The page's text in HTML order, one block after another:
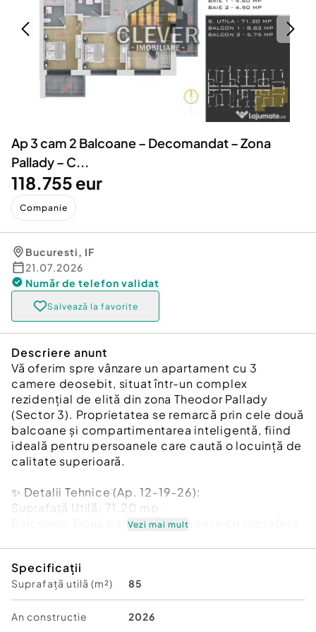
Servicii
Animale de companie
Afaceri și echipamente profesionale
Inchiriere Bunuri si Vehicule
Utilaje agricole si industriale
Piese auto si accesorii
Dacia Duster
Ap 3 cam 2 Balcoane – Decomandat – Zona
Pallady – C...
118.755 eur
Companie
Bucuresti, IF
21.07.2026
Număr de telefon validat
Salvează la favorite
Descriere anunt
Vă oferim spre vânzare un apartament cu 3
camere deosebit, situat într-un complex
rezidențial de elită din zona Theodor Pallady
(Sector 3). Proprietatea se remarcă prin cele două
balcoane și compartimentarea inteligentă, fiind
ideală pentru persoanele care caută o locuință de
calitate superioară.
✨ Detalii Tehnice (Ap. 12-19-26):
Suprafață Utilă: 71.20 mp.
Balcoane: Două balcoane spațioase cu suprafețe
Living: 18.15 mp.
Bucătărie: 10.30 mp.
Dormitoare: Dormitor 1 (12.05 mp) și Dormitor 2
(13.15 mp).
Vezi mai mult
Specificații
Suprafață utilă (m²) 85
An constructie 2026